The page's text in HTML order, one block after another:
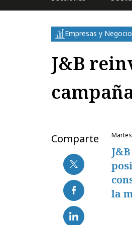
Empresas y
J&B
Comparte
la